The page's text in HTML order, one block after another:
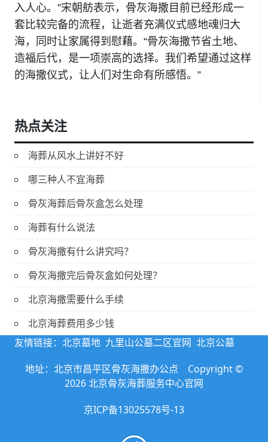
入人心。”宋朝舫表示，骨灰海撒目前已经形成一
套比较完备的流程，让逝者充满仪式感地魂归大
海，同时让家属得到慰藉。“骨灰海撒节省土地、
造福后代，是一项崇高的选择。我们希望通过这样
的海撒仪式，让人们对生命有所感悟。”
热点关注
海葬从风水上讲好不好
哪三种人不宜海葬
骨灰海葬后骨灰盒怎么处理
海葬有什么说法
骨灰海撒有什么讲究吗？
骨灰海撒完后骨灰盒如何处理？
北京海撒需要什么手续
北京海葬费用多少钱
友情链接： 北京墓地 九里山公墓二区官网 北京公墓
地址：北京市昌平区骨灰海撒办公点 Copyright ©
2026 北京骨灰海葬服务中心官网
京ICP备13025578号-13